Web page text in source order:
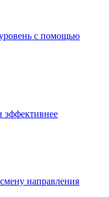
с помощью
эффективнее
направления